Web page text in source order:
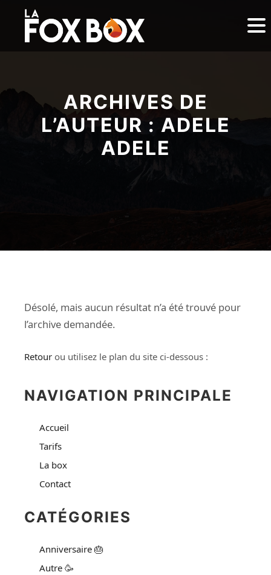
ARCHIVES DE
L’AUTEUR : ADELE
ADELE
Désolé, mais aucun résultat n’a été trouvé pour
l’archive demandée.
Retour ou utilisez le plan du site ci-dessous :
NAVIGATION PRINCIPALE
Accueil
Tarifs
La box
Contact
CATÉGORIES
Anniversaire 🎂
Autre 🥳